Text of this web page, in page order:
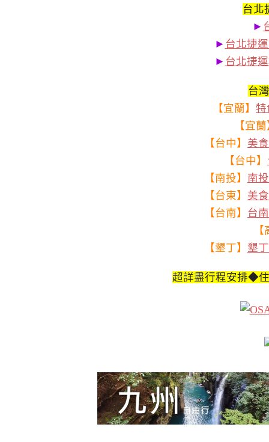
台北
►
► 台北捷
► 台北捷
台
【宜蘭】 特
【宜
【台中】 美
【台中】
【南投】 南
【台東】 美
【台南】 台
【墾丁】 墾
超詳盡行程安排◆